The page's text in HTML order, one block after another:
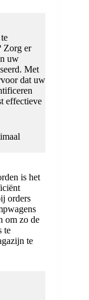
Zorg er
uw
Met
dat uw
effectieve
is het
orders
om zo de
te
te